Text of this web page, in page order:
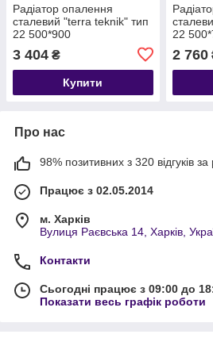
Радіатор опалення
сталевий "terra teknik" тип
22 500*900
3 404 ₴
Купити
22
2 760
Про нас
98% позитивних з 320 відгуків за
Працює з 02.05.2014
м. Харків
Вулиця Раєвська 14, Харків,
Контакти
Сьогодні працює з 09:00 до
Показати весь графік роботи